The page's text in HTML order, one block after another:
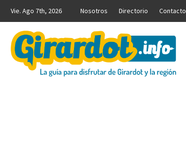
contenido
Vie. Ago 7th, 2026 Nosotros Directorio Contacto